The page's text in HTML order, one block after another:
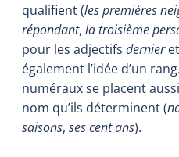
qualifient (les premières
répondant, la troisième
pour les adjectifs dernieret
également l’idée d’un
numéraux se placent
nom qu’ils déterminent (
saisons, sescent ans).